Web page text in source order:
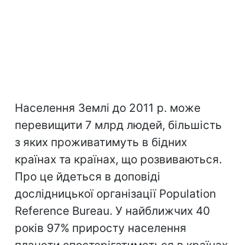
Населення Землі до 2011 р. може
перевищити 7 млрд людей, більшість
з яких проживатимуть в бідних
країнах та країнах, що розвиваються.
Про це йдеться в доповіді
дослідницької організації Population
Reference Bureau. У найближчих 40
років 97% приросту населення